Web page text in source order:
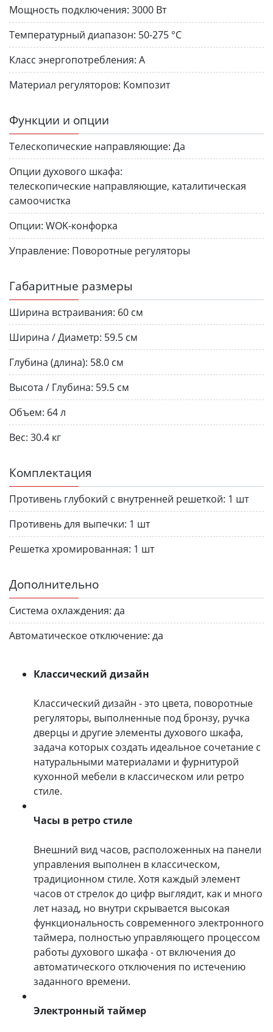
Мощность подключения: 3000 Вт
Температурный диапазон: 50-275 °C
Класс энергопотребления: A
Материал регуляторов: Композит
Функции и опции
Телескопические направляющие: Да
Опции духового шкафа:
телескопические направляющие, каталитическая
самоочистка
Опции: WOK-конфорка
Управление: Поворотные регуляторы
Габаритные размеры
Ширина встраивания: 60 см
Ширина / Диаметр: 59.5 см
Глубина (длина): 58.0 см
Высота / Глубина: 59.5 см
Объем: 64 л
Вес: 30.4 кг
Комплектация
Противень глубокий с внутренней решеткой: 1 шт
Противень для выпечки: 1 шт
Решетка хромированная: 1 шт
Дополнительно
Система охлаждения: да
Автоматическое отключение: да
Классический дизайн
Классический дизайн - это цвета, поворотные
регуляторы, выполненные под бронзу, ручка
дверцы и другие элементы духового шкафа,
задача которых создать идеальное сочетание с
натуральными материалами и фурнитурой
кухонной мебели в классическом или ретро
стиле.
Часы в ретро стиле
Внешний вид часов, расположенных на панели
управления выполнен в классическом,
традиционном стиле. Хотя каждый элемент
часов от стрелок до цифр выглядит, как и много
лет назад, но внутри скрывается высокая
функциональность современного электронного
таймера, полностью управляющего процессом
работы духового шкафа - от включения до
автоматического отключения по истечению
заданного времени.
Электронный таймер